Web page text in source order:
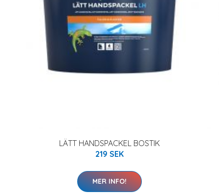
LÄTT HANDSPACKEL BOSTIK
219 SEK
MER INFO!